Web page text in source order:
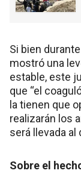
Si bien
mostró una
estable, este
que “el
la tienen que
realizarán los
será llevada al
Sobre el